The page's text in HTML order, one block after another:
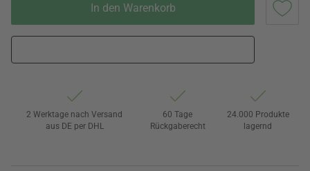
In den Warenkorb
2 Werktage nach Versand
aus DE per DHL
60 Tage
Rückgaberecht
24.000 Produkte
lagernd